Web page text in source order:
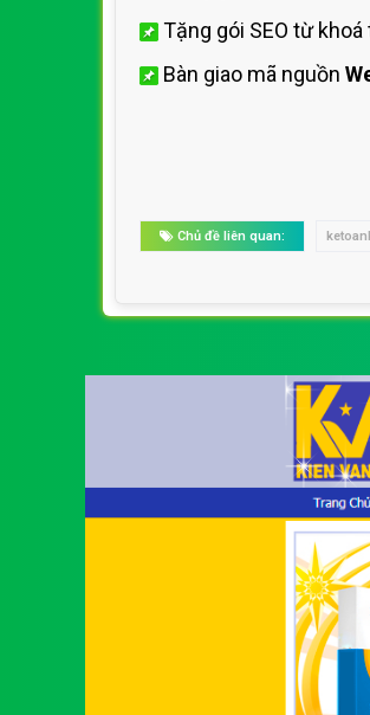
Tặng gói SEO từ
Bàn giao mã nguồn
Chủ đề liên quan: